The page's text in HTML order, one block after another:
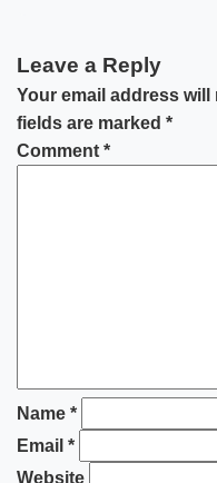
Leave a Reply
Your email address
fields are marked *
Comment *
Name *
Email *
Website